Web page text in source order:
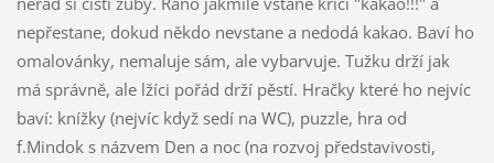
nepřestane, dokud někdo nevstane a nedodá kakao. Baví ho
omalovánky, nemaluje sám, ale vybarvuje. Tužku drží jak
má správně, ale lžíci pořád drží pěstí. Hračky které ho nejvíc
baví: knížky (nejvíc když sedí na WC), puzzle, hra od
f.Mindok s názvem Den a noc (na rozvoj představivosti,